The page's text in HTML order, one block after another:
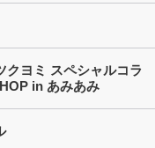
ヨミ スペシャルコラ
in あみあみ